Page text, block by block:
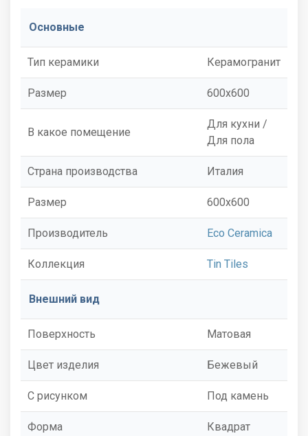
Основные
Тип керамики Керамогранит
Размер 600x600
В какое помещение
Для кухни /
Для пола
Страна производства Италия
Размер 600x600
Производитель Eco Ceramica
Коллекция Tin Tiles
Внешний вид
Поверхность Матовая
Цвет изделия Бежевый
С рисунком Под камень
Форма Квадрат